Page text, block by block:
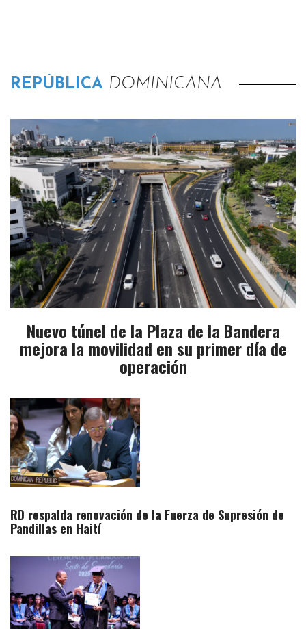
REPÚBLICA DOMINICANA
Nuevo túnel de la Plaza de la Bandera
mejora la movilidad en su primer día de
operación
RD respalda renovación de la Fuerza de Supresión de
Pandillas en Haití